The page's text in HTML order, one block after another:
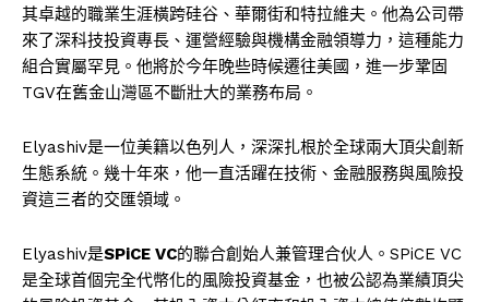
其卓越的職業生涯橫跨硅谷、華爾街和特拉維夫。他為公司帶
來了深科技投資專長、運營經驗與機構金融領導力，這種能力
組合實屬罕見。他將於今年晚些時候遷往美國，進一步鞏固
TGV在舊金山灣區不斷壯大的業務布局。
Elyashiv是一位美籍以色列人，深深扎根於全球兩大頂尖創新
生態系統。幾十年來，他一直活躍在技術、金融服務與風險投
資這三者的交匯領域。
Elyashiv是SPiCE VC的聯合創始人兼管理合伙人。SPiCE VC
是全球首個完全代幣化的風險投資基金，也被公認為業績頂尖